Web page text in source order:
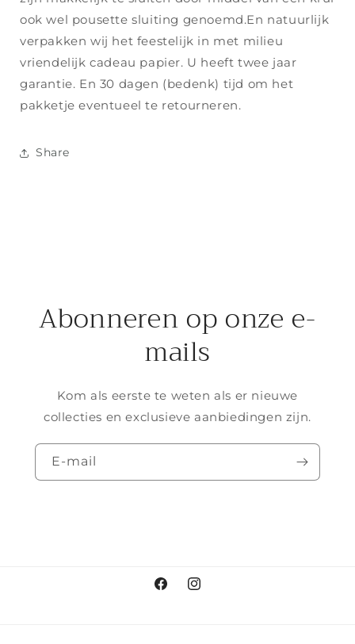
ook wel pousette sluiting genoemd.En natuurlijk
verpakken wij het feestelijk in met milieu
vriendelijk cadeau papier. U heeft twee jaar
garantie. En 30 dagen (bedenk) tijd om het
pakketje eventueel te retourneren.
Share
Abonneren op onze e-
mails
Kom als eerste te weten als er nieuwe
collecties en exclusieve aanbiedingen zijn.
E‑mail
FacebookInstagram